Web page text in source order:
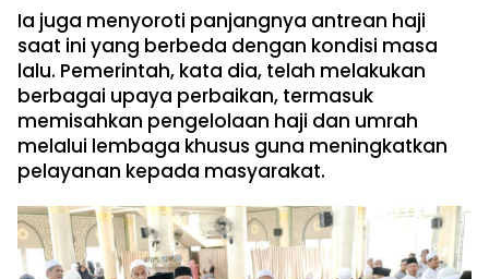
Ia juga menyoroti panjangnya antrean haji
saat ini yang berbeda dengan kondisi masa
lalu. Pemerintah, kata dia, telah melakukan
berbagai upaya perbaikan, termasuk
memisahkan pengelolaan haji dan umrah
melalui lembaga khusus guna meningkatkan
pelayanan kepada masyarakat.